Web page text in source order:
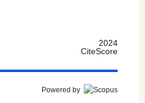
2024
CiteScore
Powered by